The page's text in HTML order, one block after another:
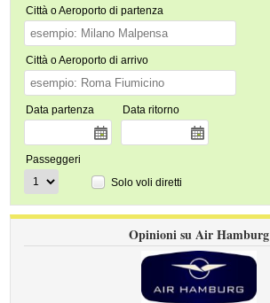
Città o Aeroporto di partenza
Città o Aeroporto di arrivo
Data partenza Data ritorno
Passeggeri
Solo voli diretti
Opinioni su Air Hamburg